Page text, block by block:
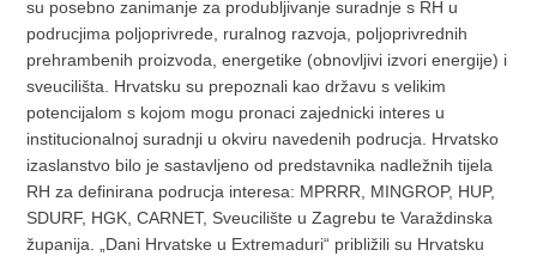
su posebno zanimanje za produbljivanje suradnje s RH u
podrucjima poljoprivrede, ruralnog razvoja, poljoprivrednih
prehrambenih proizvoda, energetike (obnovljivi izvori energije) i
sveucilišta. Hrvatsku su prepoznali kao državu s velikim
potencijalom s kojom mogu pronaci zajednicki interes u
institucionalnoj suradnji u okviru navedenih podrucja. Hrvatsko
izaslanstvo bilo je sastavljeno od predstavnika nadležnih tijela
RH za definirana podrucja interesa: MPRRR, MINGROP, HUP,
SDURF, HGK, CARNET, Sveucilište u Zagrebu te Varaždinska
županija. „Dani Hrvatske u Extremaduri“ približili su Hrvatsku